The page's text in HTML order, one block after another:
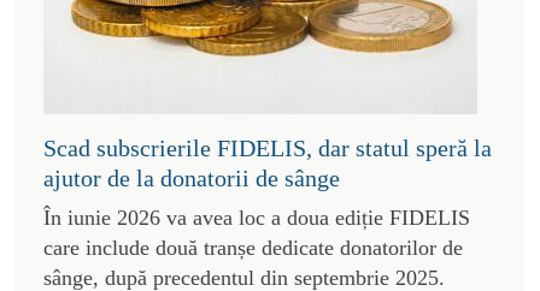
Scad subscrierile FIDELIS, dar statul speră la
ajutor de la donatorii de sânge
În iunie 2026 va avea loc a doua ediție FIDELIS
care include două tranșe dedicate donatorilor de
sânge, după precedentul din septembrie 2025.